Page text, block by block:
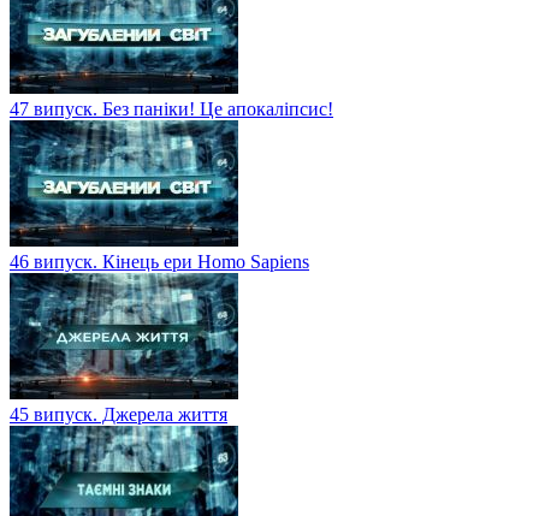
47 випуск. Без паніки! Це апокаліпсис!
46 випуск. Кінець ери Homo Sapiens
45 випуск. Джерела життя